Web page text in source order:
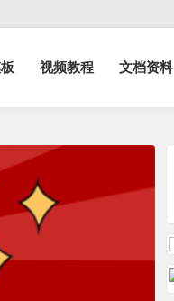
视频教程 文档资料